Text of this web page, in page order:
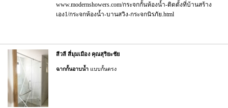
www.modernshowers.com/กระจกกั้นห้องน้ำ-ติดตั้งที่บ้านสร้าง
เอง1/กระจกห้องน้ำ-บานสวิง-กระจกนิรภัย.html
สีวลี สี่มุมเมือง คุณสุริยะชัย
ฉากกั้นอาบน้ำ แบบกั้นตรง